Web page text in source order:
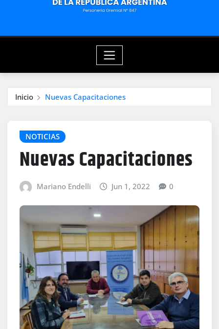
Inicio Nuevas Capacitaciones
NOTICIAS
Nuevas Capacitaciones
Mariano Endelli Jun 1, 2022 0